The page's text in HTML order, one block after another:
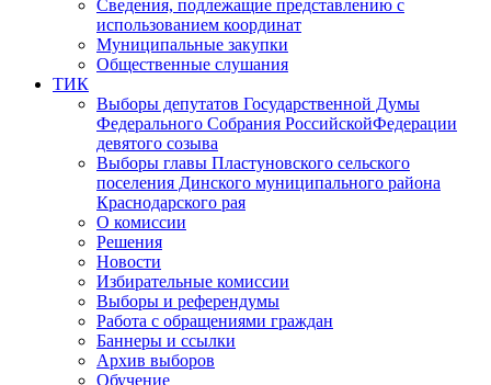
Сведения, подлежащие представлению с
использованием координат
Муниципальные закупки
Общественные слушания
ТИК
Выборы депутатов Государственной Думы
Федерального Собрания РоссийскойФедерации
девятого созыва
Выборы главы Пластуновского сельского
поселения Динского муниципального района
Краснодарского рая
О комиссии
Решения
Новости
Избирательные комиссии
Выборы и референдумы
Работа с обращениями граждан
Баннеры и ссылки
Архив выборов
Обучение